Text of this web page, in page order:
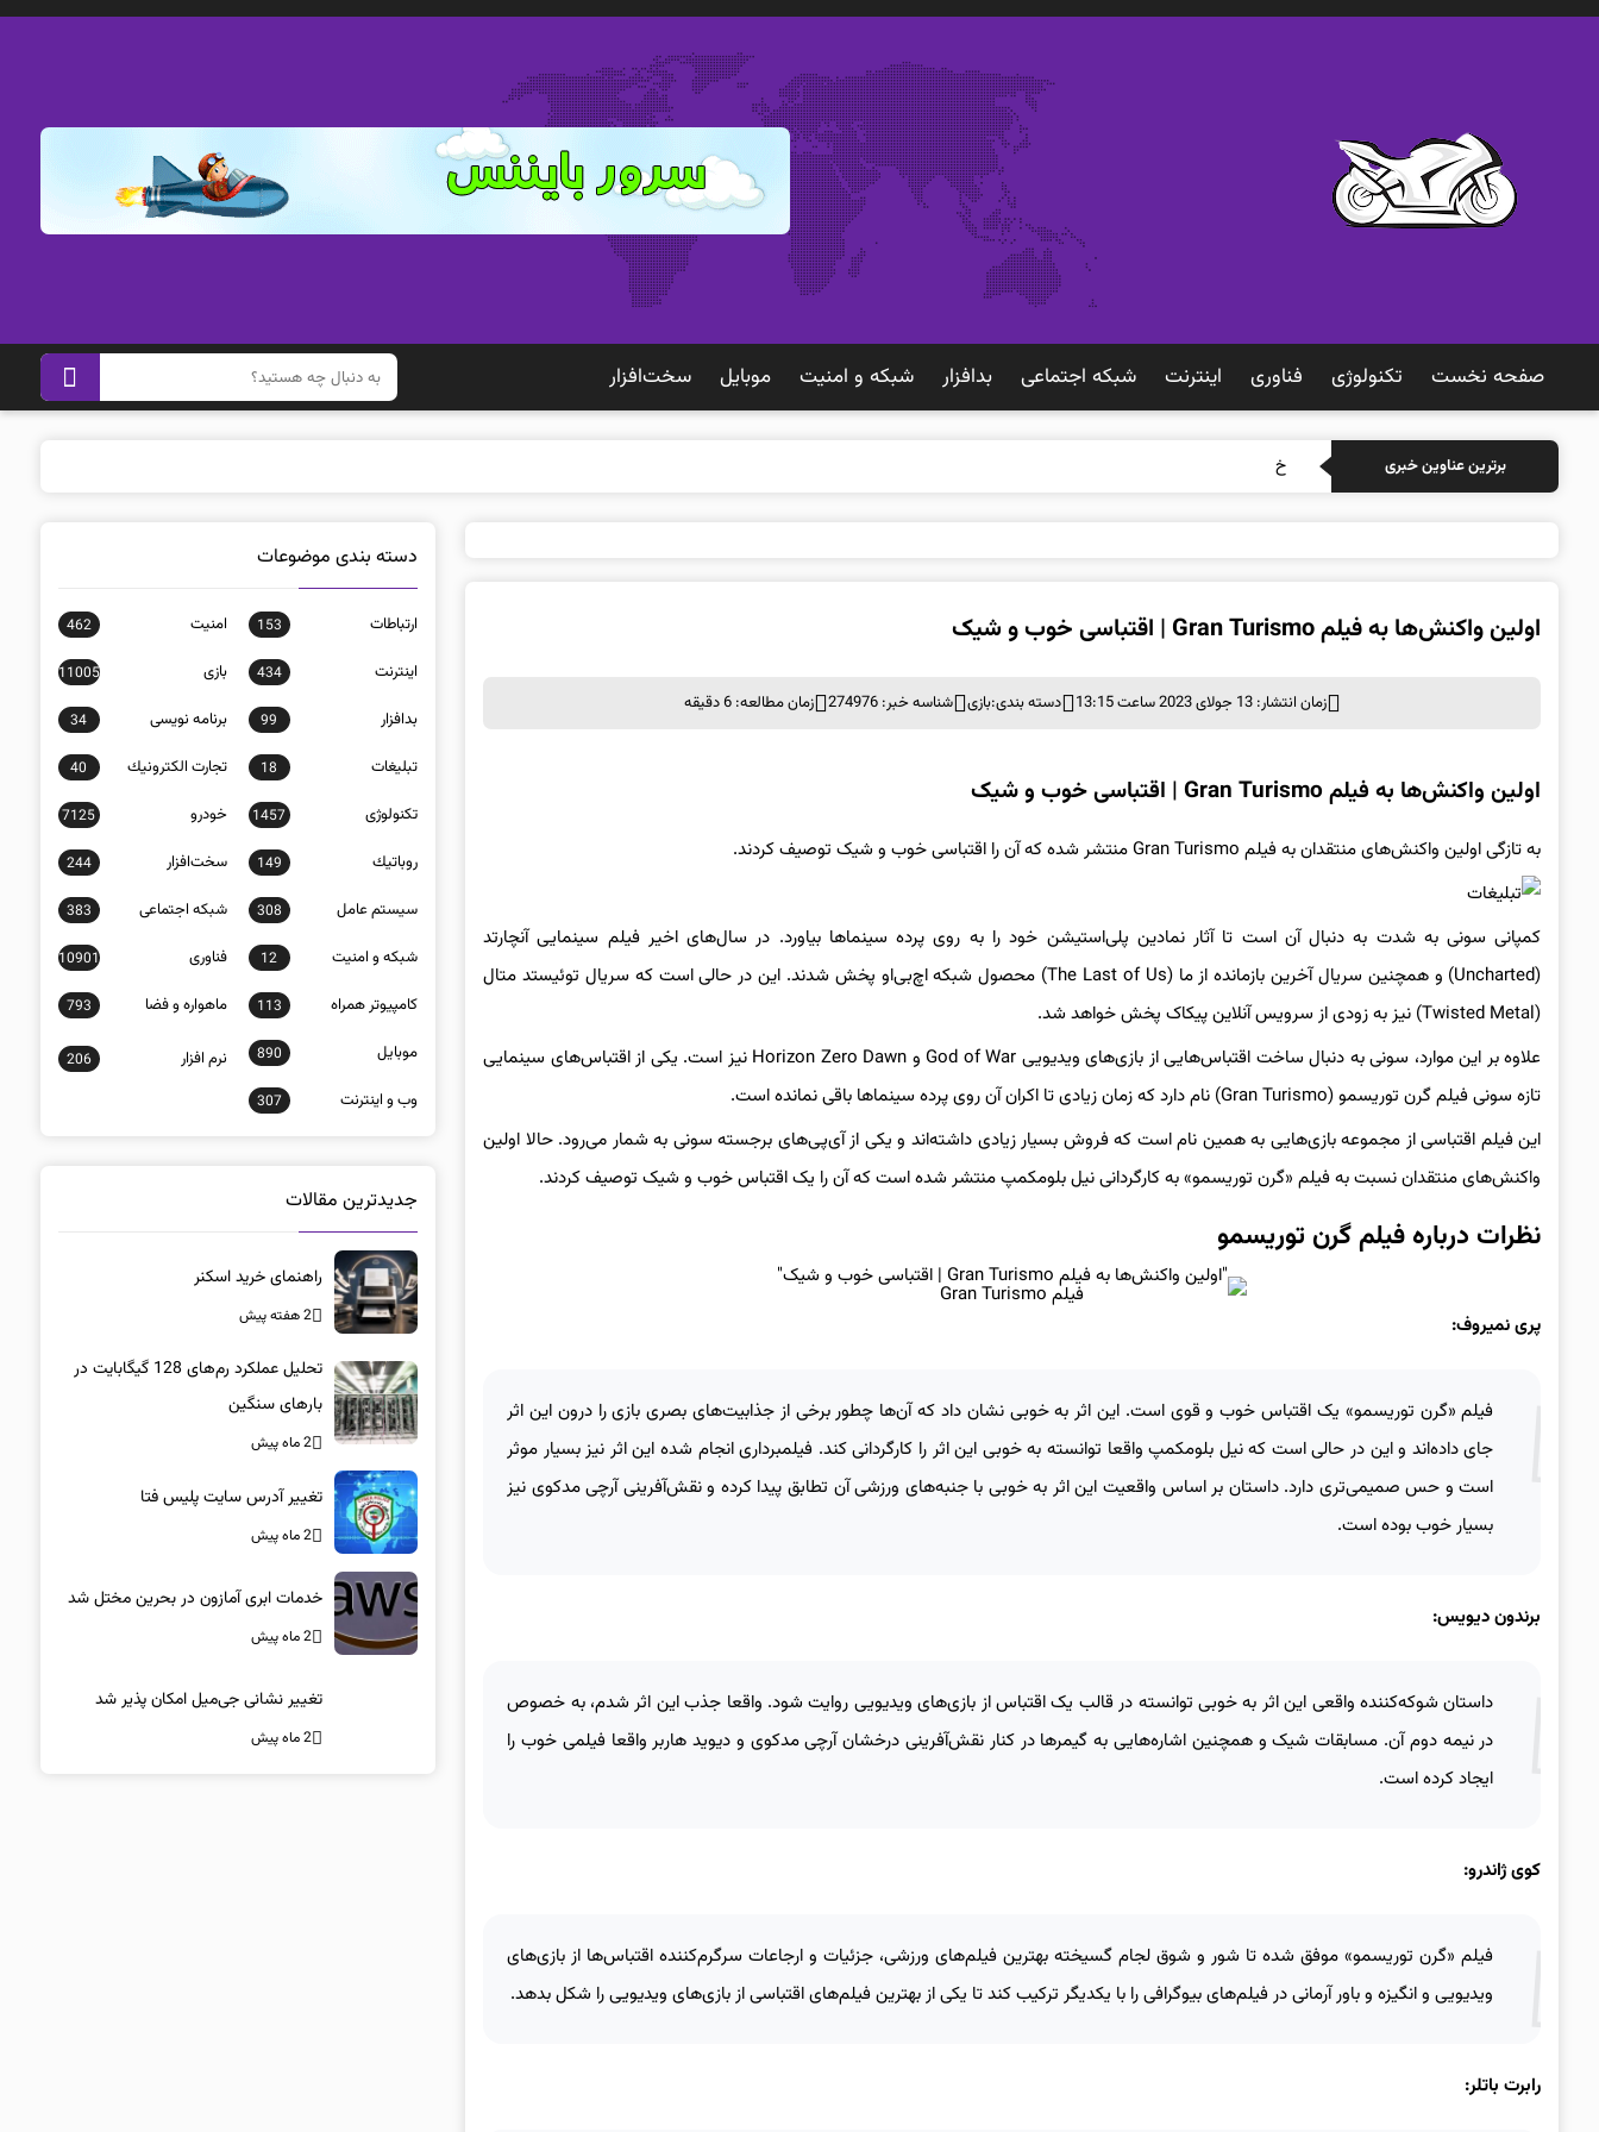
صفحه نخست تکنولوژی فناوری اينترنت شبكه اجتماعی بدافزار شبكه و امنيت موبايل سخت‌افزار
برترین عناوین خبری خرید بیمه: سنتی
اولین واکنش‌ها به فیلم Gran Turismo | اقتباسی خوب و شیک
زمان انتشار: 13 جولای 2023 ساعت 13:15 دسته بندی:بازی شناسه خبر: 274976 زمان مطالعه: 6 دقیقه
اولین واکنش‌ها به فیلم Gran Turismo | اقتباسی خوب و شیک
به تازگی اولین واکنش‌های منتقدان به فیلم Gran Turismo منتشر شده که آن را اقتباسی خوب و شیک توصیف کردند.
کمپانی سونی به شدت به دنبال آن است تا آثار نمادین پلی‎‌استیشن خود را به روی پرده سینماها بیاورد. در سال‌های اخیر فیلم سینمایی آنچارتد
(Uncharted) و همچنین سریال آخرین بازمانده از ما (The Last of Us) محصول شبکه اچ‌بی‌او پخش شدند. این در حالی است که سریال توئیستد متال
(Twisted Metal) نیز به زودی از سرویس آنلاین پیکاک پخش خواهد شد.
علاوه بر این موارد، سونی به دنبال ساخت اقتباس‌هایی از بازی‌های ویدیویی God of War و Horizon Zero Dawn نیز است. یکی از اقتباس‌های سینمایی
تازه سونی فیلم گرن توریسمو (Gran Turismo) نام دارد که زمان زیادی تا اکران آن روی پرده سینماها باقی نمانده است.
این فیلم اقتباسی از مجموعه بازی‌هایی به همین نام است که فروش بسیار زیادی داشته‌اند و یکی از آی‌پی‌های برجسته سونی به شمار می‌رود. حالا اولین
واکنش‌های منتقدان نسبت به فیلم «گرن توریسمو» به کارگردانی نیل بلومکمپ منتشر شده است که آن را یک اقتباس خوب و شیک توصیف کردند.
نظرات درباره فیلم گرن توریسمو
فیلم Gran Turismo
پری نمیروف:
فیلم «گرن توریسمو» یک اقتباس خوب و قوی است. این اثر به خوبی نشان داد که آن‌ها چطور برخی از جذابیت‌های بصری بازی را درون این اثر
جای داده‌اند و این در حالی است که نیل بلومکمپ واقعا توانسته به خوبی این اثر را کارگردانی کند. فیلمبرداری انجام شده این اثر نیز بسیار موثر
است و حس صمیمی‌تری دارد. داستان بر اساس واقعیت این اثر به خوبی با جنبه‌های ورزشی آن تطابق پیدا کرده و نقش‌آفرینی آرچی مدکوی نیز
بسیار خوب بوده است.
برندون دیویس:
داستان شوکه‌کننده واقعی این اثر به خوبی توانسته در قالب یک اقتباس از بازی‌های ویدیویی روایت شود. واقعا جذب این اثر شدم، به خصوص
در نیمه دوم آن. مسابقات شیک و همچنین اشاره‌هایی به گیمرها در کنار نقش‌آفرینی درخشان آرچی مدکوی و دیوید هاربر واقعا فیلمی خوب را
ایجاد کرده است.
کوی ژاندرو:
فیلم «گرن توریسمو» موفق شده تا شور و شوق لجام گسیخته بهترین فیلم‌های ورزشی، جزئیات و ارجاعات سرگرم‌کننده اقتباس‌ها از بازی‌های
ویدیویی و انگیزه و باور آرمانی در فیلم‌های بیوگرافی را با یکدیگر ترکیب کند تا یکی از بهترین فیلم‌های اقتباسی از بازی‌های ویدیویی را شکل بدهد.
رابرت باتلر:
دسته بندی موضوعات
ارتباطات 153 امنيت 462
اينترنت 434 بازی 11005
بدافزار 99 برنامه نويسی 34
تبلیغات 18 تجارت الكترونيك 40
تکنولوژی 1457 خودرو 7125
روباتيك 149 سخت‌افزار 244
سيستم عامل 308 شبكه اجتماعی 383
شبكه و امنيت 12 فناوری 10901
كامپيوتر همراه 113 ماهواره و فضا 793
موبايل 890 نرم افزار 206
وب و اينترنت 307
جدیدترین مقالات
راهنمای خرید اسکنر
2 هفته پیش
تحلیل عملکرد رم‌های 128 گیگابایت در
بارهای سنگین
2 ماه پیش
تغییر آدرس سایت پلیس فتا
2 ماه پیش
خدمات ابری آمازون در بحرین مختل شد
2 ماه پیش
تغییر نشانی جی‌میل امکان پذیر شد
2 ماه پیش